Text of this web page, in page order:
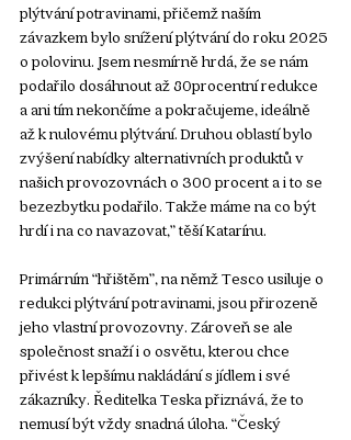
plýtvání potravinami, přičemž naším
závazkem bylo snížení plýtvání do roku 2025
o polovinu. Jsem nesmírně hrdá, že se nám
podařilo dosáhnout až 80procentní redukce
a ani tím nekončíme a pokračujeme, ideálně
až k nulovému plýtvání. Druhou oblastí bylo
zvýšení nabídky alternativních produktů v
našich provozovnách o 300 procent a i to se
bezezbytku podařilo. Takže máme na co být
hrdí i na co navazovat,” těší Katarínu.
Primárním “hřištěm”, na němž Tesco usiluje o
redukci plýtvání potravinami, jsou přirozeně
jeho vlastní provozovny. Zároveň se ale
společnost snaží i o osvětu, kterou chce
přivést k lepšímu nakládání s jídlem i své
zákazníky. Ředitelka Teska přiznává, že to
nemusí být vždy snadná úloha. “Český